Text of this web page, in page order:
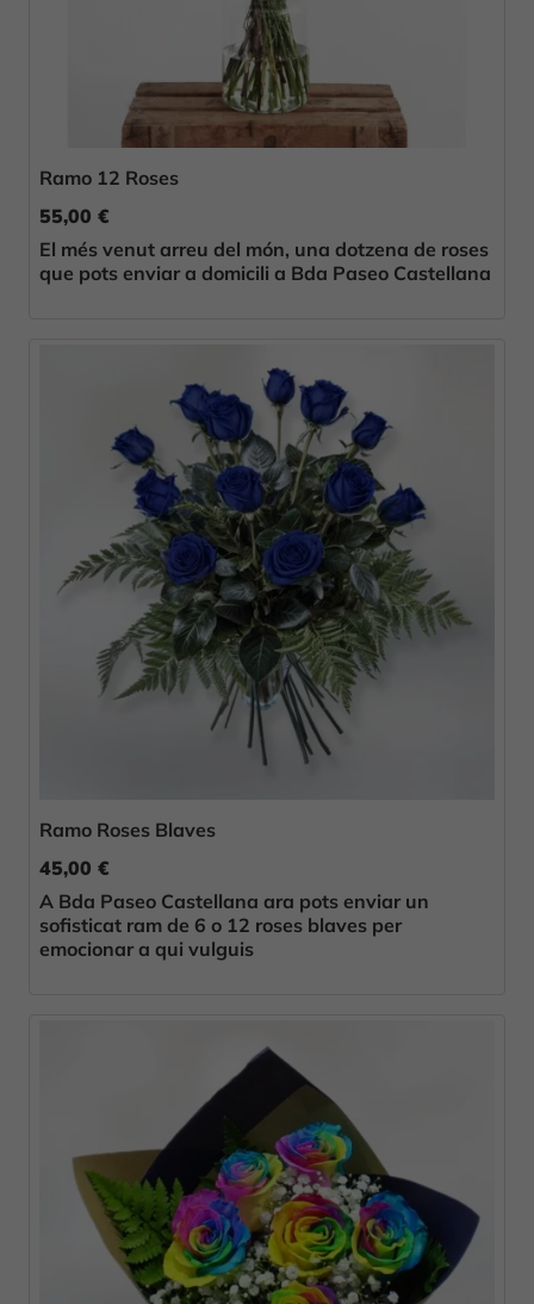
Ramo 12 Roses
55,00 €
El més venut arreu del món, una dotzena de roses
que pots enviar a domicili a Bda Paseo Castellana
Ramo Roses Blaves
45,00 €
A Bda Paseo Castellana ara pots enviar un
sofisticat ram de 6 o 12 roses blaves per
emocionar a qui vulguis